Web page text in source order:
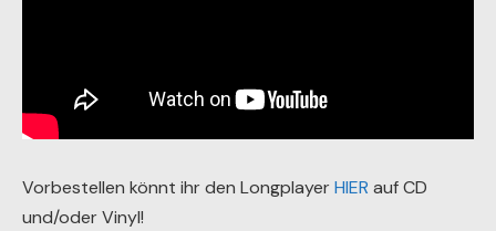
Vorbestellen könnt ihr den LongplayerHIER auf CD
und/oder Vinyl!